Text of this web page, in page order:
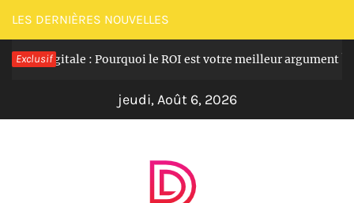
Passer
au
contenu
LES DERNIÈRES NOUVELLES
Exclusifdigitale : Pourquoi le ROI est votre meilleur argument ?
jeudi, Août 6, 2026